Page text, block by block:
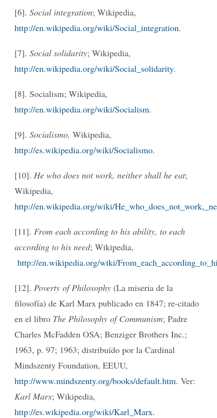
[6]. Social integration; Wikipedia,
http://en.wikipedia.org/wiki/Social_integration.
[7]. Social solidarity; Wikipedia,
http://en.wikipedia.org/wiki/Social_solidarity.
[8]. Socialism; Wikipedia,
http://en.wikipedia.org/wiki/Socialism.
[9]. Socialismo, Wikipedia,
http://es.wikipedia.org/wiki/Socialismo.
[10]. He who does not work, neither shall he eat;
Wikipedia,
http://en.wikipedia.org/wiki/
[11]. From each according to his ability, to each
according to his need; Wikipedia,
http://en.wikipedia.org/wiki/
[12]. Poverty of Philosophy (La miseria de la
filosofía) de Karl Marx publicado en 1847; re-citado
en el libro The Philosophy of Communism; Padre
Charles McFadden OSA; Benziger Brothers Inc.;
1963, p. 97; 1963; distribuído por la Cardinal
Mindszenty Foundation, EEUU,
http://www.mindszenty.org/books/default.htm. Ver:
Karl Marx; Wikipedia,
http://es.wikipedia.org/wiki/Karl_Marx.